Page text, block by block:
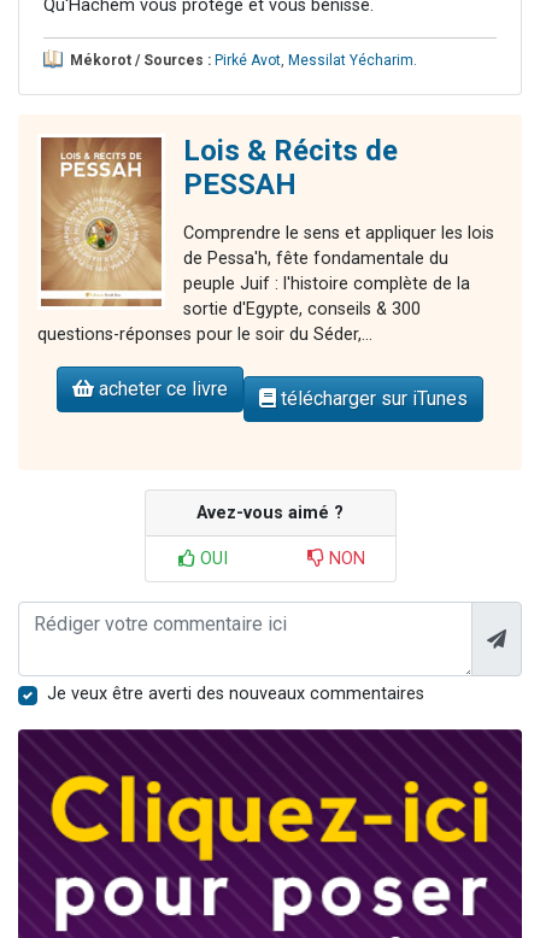
Qu'Hachem vous protège et vous bénisse.
Mékorot / Sources : Pirké Avot, Messilat Yécharim.
Lois & Récits de
PESSAH
Comprendre le sens et appliquer les lois
de Pessa'h, fête fondamentale du
peuple Juif : l'histoire complète de la
sortie d'Egypte, conseils & 300
questions-réponses pour le soir du Séder,...
acheter ce livre télécharger sur iTunes
Avez-vous aimé ?
OUI NON
Je veux être averti des nouveaux commentaires